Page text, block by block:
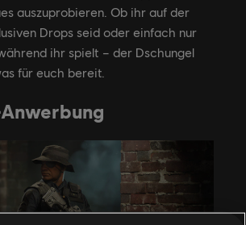
auszuprobieren. Ob ihr auf der
Drops seid oder einfach nur
ihr spielt – der Dschungel
für euch bereit.